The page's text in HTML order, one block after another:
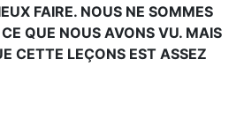
FAIRE. NOUS NE SOMMES
QUE NOUS AVONS VU. MAIS
CETTE LEÇONS EST ASSEZ